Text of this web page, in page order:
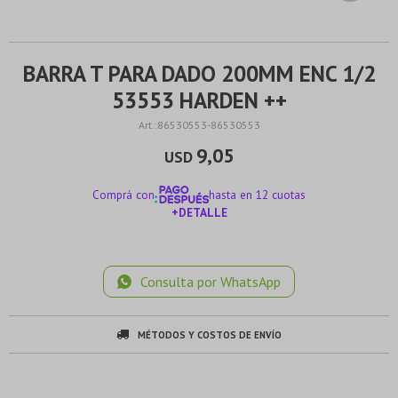
BARRA T PARA DADO 200MM ENC 1/2
53553 HARDEN ++
86530553-86530553
USD 9,05
Comprá con
hasta en 12 cuotas
+DETALLE
Consulta por WhatsApp
MÉTODOS Y COSTOS DE ENVÍO